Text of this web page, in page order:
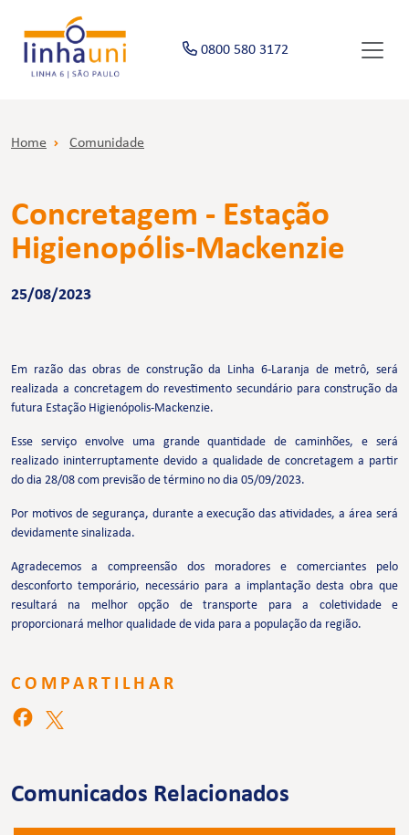
0800 580 3172
Home Comunidade
Concretagem - Estação
Higienopólis-Mackenzie
25/08/2023
Em razão das obras de construção da Linha 6-Laranja de metrô, será
realizada a concretagem do revestimento secundário para construção da
futura Estação Higienópolis-Mackenzie.
Esse serviço envolve uma grande quantidade de caminhões, e será
realizado ininterruptamente devido a qualidade de concretagem a partir
do dia 28/08 com previsão de término no dia 05/09/2023.
Por motivos de segurança, durante a execução das atividades, a área será
devidamente sinalizada.
Agradecemos a compreensão dos moradores e comerciantes pelo
desconforto temporário, necessário para a implantação desta obra que
resultará na melhor opção de transporte para a coletividade e
proporcionará melhor qualidade de vida para a população da região.
COMPARTILHAR
Comunicados Relacionados